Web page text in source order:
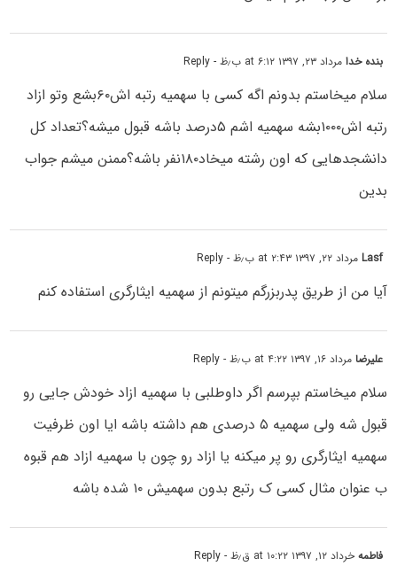
بنده خدامرداد ۲۳, ۱۳۹۷ at ۶:۱۲ ب٫ظ - Reply
سلام میخاستم بدونم اگه کسی با سهمیه رتبه اش۶۰بشع وتو ازاد
رتبه اش۱۰۰۰بشه سهمیه اشم ۵درصد باشه قبول میشه؟تعداد کل
دانشجدهایی که اون رشته میخاد۱۸۰نفر باشه؟ممنن میشم جواب
بدین
Lasfمرداد ۲۲, ۱۳۹۷ at ۲:۴۳ ب٫ظ - Reply
آیا من از طریق پدربزرگم میتونم از سهمیه ایثارگری استفاده کنم
علیرضامرداد ۱۶, ۱۳۹۷ at ۴:۲۲ ب٫ظ - Reply
سلام میخاستم بپرسم اگر داوطلبی با سهمیه ازاد خودش جایی رو
قبول شه ولی سهمیه ۵ درصدی هم داشته باشه ایا اون ظرفیت
سهمیه ایثارگری رو پر میکنه یا ازاد رو چون با سهمیه ازاد هم قبوه
ب عنوان مثال کسی ک رتبع بدون سهمیش ۱۰ شده باشه
فاطمهخرداد ۱۲, ۱۳۹۷ at ۱۰:۲۲ ق٫ظ - Reply